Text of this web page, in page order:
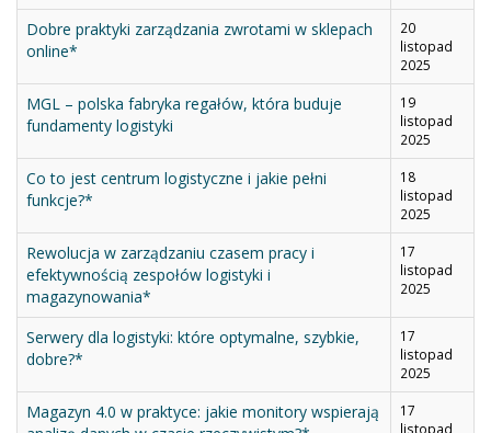
Dobre praktyki zarządzania zwrotami w sklepach
online*
20
listopad
2025
MGL – polska fabryka regałów, która buduje
fundamenty logistyki
19
listopad
2025
Co to jest centrum logistyczne i jakie pełni
funkcje?*
18
listopad
2025
Rewolucja w zarządzaniu czasem pracy i
efektywnością zespołów logistyki i
magazynowania*
17
listopad
2025
Serwery dla logistyki: które optymalne, szybkie,
dobre?*
17
listopad
2025
Magazyn 4.0 w praktyce: jakie monitory wspierają
17
listopad